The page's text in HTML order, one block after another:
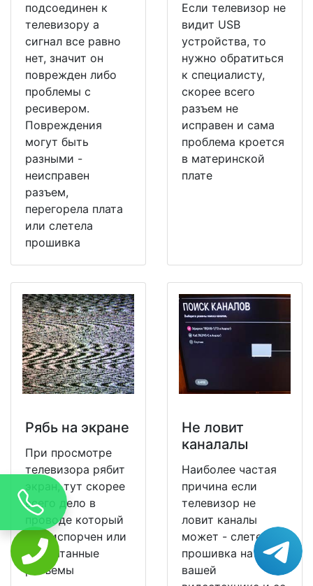
подсоединен к
телевизору а
сигнал все равно
нет, значит он
поврежден либо
проблемы с
ресивером.
Повреждения
могут быть
разными -
неисправен
разъем,
перегорела плата
или слетела
прошивка
Если телевизор не
видит USB
устройства, то
нужно обратиться
к специалисту,
скорее всего
разъем не
исправен и сама
проблема кроется
в материнской
плате
Рябь на экране
При просмотре
телевизора рябит
экран, тут скорее
всего дело в
проводе который
уже испорчен или
расшатанные
разъемы
Не ловит
каналалы
Наиболее частая
причина если
телевизор не
ловит каналы
может - слетела
прошивка на
вашей